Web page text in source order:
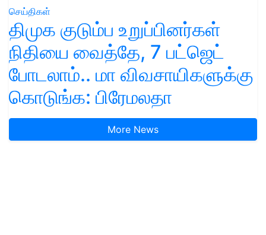
செய்திகள்
திமுக குடும்ப உறுப்பினர்கள்
நிதியை வைத்தே, 7 பட்ஜெட்
போடலாம்.. மா விவசாயிகளுக்கு
கொடுங்க: பிரேமலதா
More News